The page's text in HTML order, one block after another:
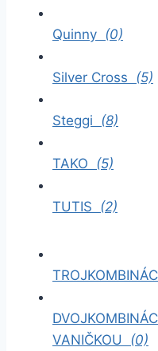
Quinny (0)
Silver Cross (5)
Steggi (8)
TAKO (5)
TUTIS (2)
VANIČKOU (0)